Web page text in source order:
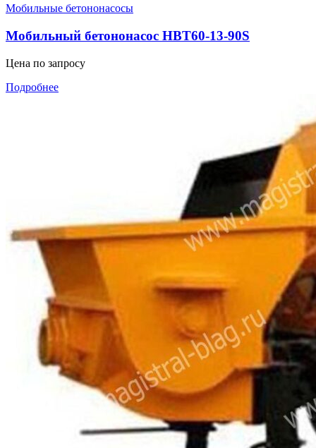
Мобильные бетононасосы
Мобильный бетононасос HBT60-13-90S
Цена по запросу
Подробнее